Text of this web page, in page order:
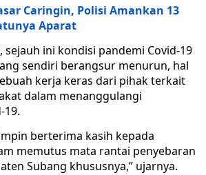
Caringin, Polisi Amankan 13
Aparat
ini kondisi pandemi Covid-19
sendiri berangsur menurun, hal
kerja keras dari pihak terkait
dalam menanggulangi
19.
berterima kasih kepada
memutus mata rantai penyebaran
Subang khususnya,” ujarnya.